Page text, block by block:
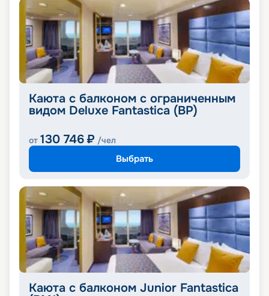
Каюта с балконом с ограниченным
видом Deluxe Fantastica (BP)
от 130 746 ₽ /чел
Выбрать
Каюта с балконом Junior Fantastica